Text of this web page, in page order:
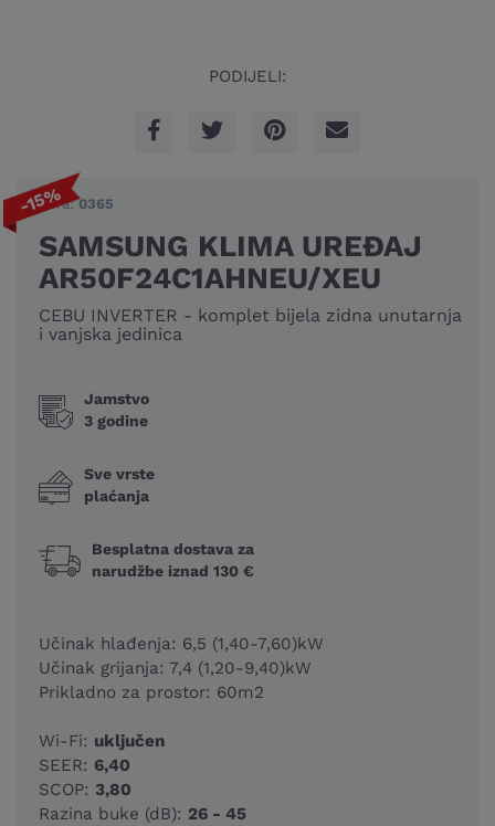
PODIJELI:
-15%
Šifra:0365
SAMSUNG KLIMA UREĐAJ
AR50F24C1AHNEU/XEU
CEBU INVERTER - komplet bijela zidna unutarnja
i vanjska jedinica
Jamstvo
3 godine
Sve vrste
plaćanja
Besplatna dostava za
narudžbe iznad 130 €
Učinak hlađenja: 6,5 (1,40-7,60)kW
Učinak grijanja: 7,4 (1,20-9,40)kW
Prikladno za prostor: 60m2
Wi-Fi: uključen
SEER: 6,40
SCOP: 3,80
Razina buke (dB): 26 - 45